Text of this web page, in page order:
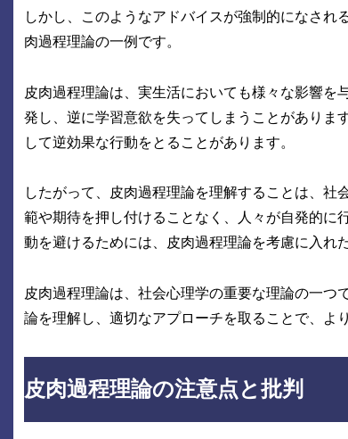
しかし、このようなアドバイスが強制的になさ
肉過程理論の一例です。
皮肉過程理論は、実生活においても様々な影響
発し、逆に学習意欲を失ってしまうことがありま
して逆効果な行動をとることがあります。
したがって、皮肉過程理論を理解することは、
範や期待を押し付けることなく、人々が自発的に
動を避けるためには、皮肉過程理論を考慮に入れ
皮肉過程理論は、社会心理学の重要な理論の一
論を理解し、適切なアプローチを取ることで、よ
皮肉過程理論の注意点と批判